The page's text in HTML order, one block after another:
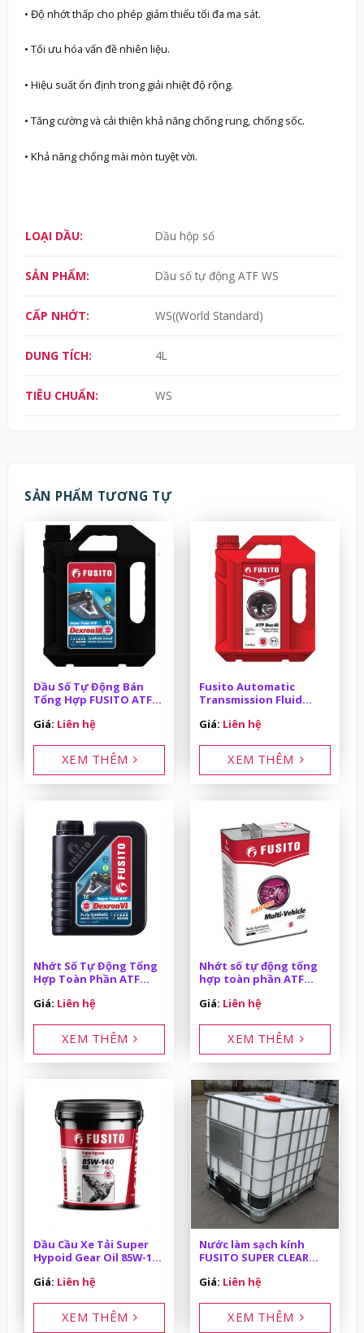
• Độ nhớt thấp cho phép giảm thiểu tối đa ma sát.
• Tối ưu hóa vấn đề nhiên liệu.
• Hiệu suất ổn định trong giải nhiệt độ rộng.
• Tăng cường và cải thiện khả năng chống rung, chống sốc.
• Khả năng chống mài mòn tuyệt vời.
LOẠI DẦU: Dầu hộp số
SẢN PHẨM: Dầu số tự động ATF WS
CẤP NHỚT: WS((World Standard)
DUNG TÍCH: 4L
TIÊU CHUẨN: WS
SẢN PHẨM TƯƠNG TỰ
Dầu Số Tự Động Bán
Tổng Hợp FUSITO ATF
Giá: Liên hệ
XEM THÊM
Fusito Automatic
Transmission Fluid
Giá: Liên hệ
XEM THÊM
Nhớt Số Tự Động Tổng
Hợp Toàn Phần ATF
Giá: Liên hệ
XEM THÊM
Nhớt số tự động tổng
hợp toàn phần ATF
Giá: Liên hệ
XEM THÊM
Dầu Cầu Xe Tải Super
Hypoid Gear Oil 85W-140
Giá: Liên hệ
XEM THÊM
Nước làm sạch kính
FUSITO SUPER CLEAR
Giá: Liên hệ
XEM THÊM